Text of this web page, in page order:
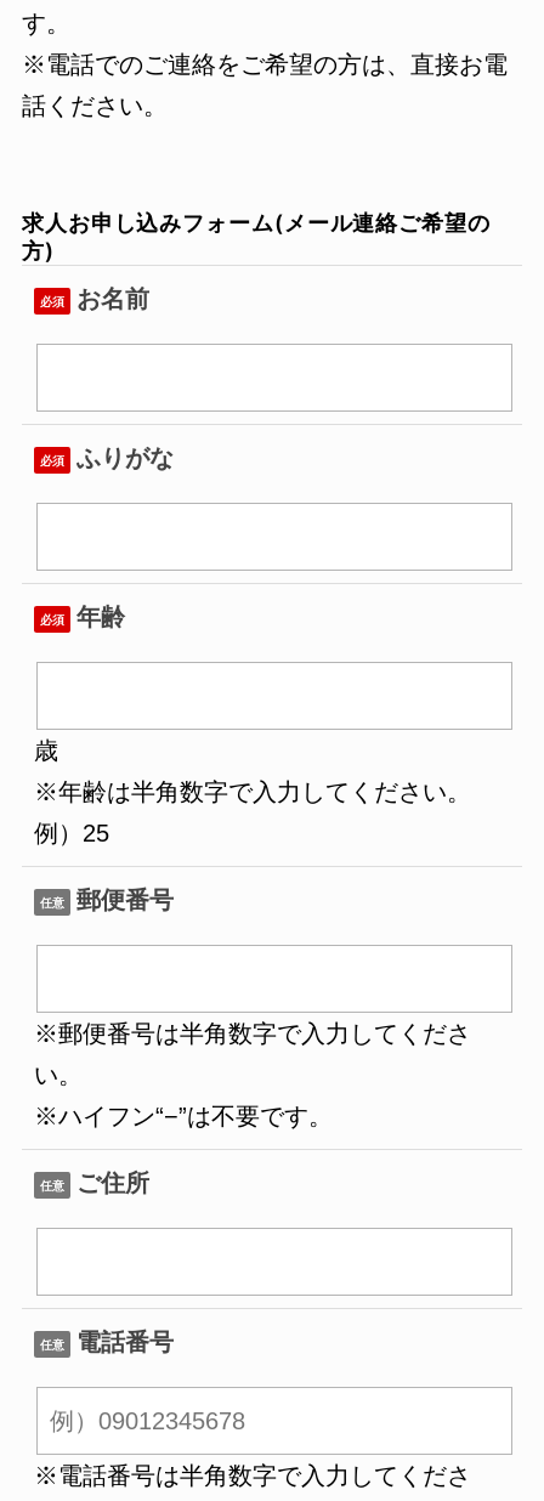
す。
※電話でのご連絡をご希望の方は、直接お電
話ください。
求人お申し込みフォーム(メール連絡ご希望の
方)
必須 お名前
必須 ふりがな
必須 年齢
歳
※年齢は半角数字で入力してください。
例）25
任意 郵便番号
※郵便番号は半角数字で入力してくださ
い。
※ハイフン“−”は不要です。
任意 ご住所
任意 電話番号
※電話番号は半角数字で入力してくださ